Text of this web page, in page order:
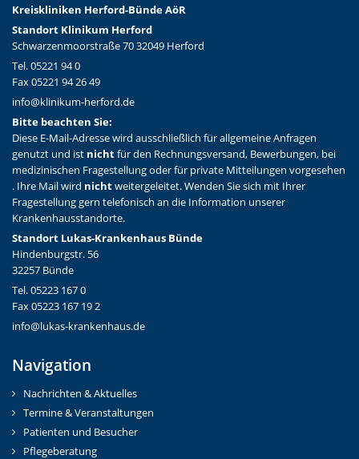
Kreiskliniken Herford-Bünde AöR
Standort Klinikum Herford
Schwarzenmoorstraße 70 32049 Herford
Tel. 05221 94 0
Fax 05221 94 26 49
info@klinikum-herford.de
Bitte beachten Sie:
Diese E-Mail-Adresse wird ausschließlich für allgemeine Anfragen
genutzt und ist nichtfür den Rechnungsversand, Bewerbungen, bei
medizinischen Fragestellung oder für private Mitteilungen vorgesehen
. Ihre Mail wird nichtweitergeleitet. Wenden Sie sich mit Ihrer
Fragestellung gern telefonisch an die Information unserer
Krankenhausstandorte.
Standort Lukas-Krankenhaus Bünde
Hindenburgstr. 56
32257 Bünde
Tel. 05223 167 0
Fax 05223 167 19 2
info@lukas-krankenhaus.de
Navigation
Nachrichten & Aktuelles
Termine & Veranstaltungen
Patienten und Besucher
Pflegeberatung